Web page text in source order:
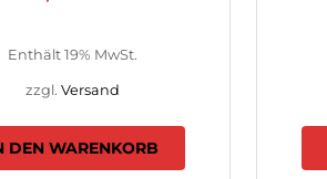
Enthält 19% MwSt.
zzgl.Versand
DEN WARENKORB